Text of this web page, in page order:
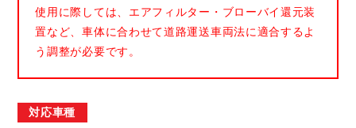
使用に際しては、エアフィルター・ブローバイ還元装
置など、車体に合わせて道路運送車両法に適合するよ
う調整が必要です。
対応車種